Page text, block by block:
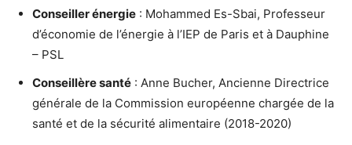
Conseiller énergie : Mohammed Es-Sbai, Professeur
d’économie de l’énergie à l’IEP de Paris et à Dauphine
– PSL
Conseillère santé : Anne Bucher, Ancienne Directrice
générale de la Commission européenne chargée de la
santé et de la sécurité alimentaire (2018-2020)